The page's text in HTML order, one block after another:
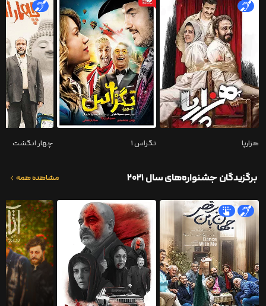
هزارپا تگزاس ۱ چهار انگشت
برگزیدگان جشنواره‌های سال ۲۰۲۱ مشاهده همه